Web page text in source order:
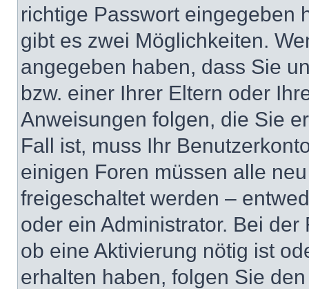
richtige Passwort eingegeben
gibt es zwei Möglichkeiten.
angegeben haben, dass Sie
bzw. einer Ihrer Eltern oder
Anweisungen folgen, die Sie
Fall ist, muss Ihr
einigen Foren müssen alle
freigeschaltet werden –
oder ein Administrator. Bei
ob eine Aktivierung nötig ist
erhalten haben, folgen Sie